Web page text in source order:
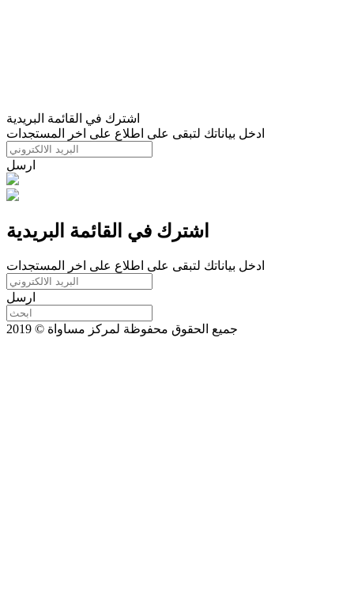
اشترك في القائمة البريدية
ادخل بياناتك لتبقى على اطلاع على اخر المستجدات
ارسل
اشترك في القائمة البريدية
ادخل بياناتك لتبقى على اطلاع على اخر المستجدات
ارسل
جميع الحقوق محفوظة لمركز مساواة © 2019